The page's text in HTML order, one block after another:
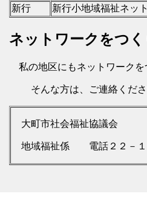
新行
新行小地域福祉ネッ
ネットワークをつく
私の地区にもネットワーク
そんな方は、ご連絡く
大町市社会福祉協議会
地域福祉係 電話２２－１